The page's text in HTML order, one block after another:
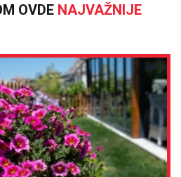
OVDE NAJVAŽNIJE